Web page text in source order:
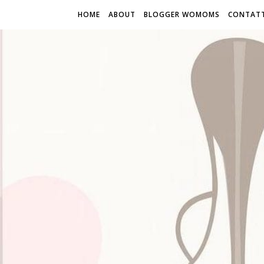
HOME ABOUT BLOGGER WOMOMS